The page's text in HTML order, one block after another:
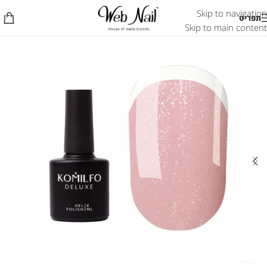
Skip to navigation
Skip to main content
תפריט
אזל המלאי